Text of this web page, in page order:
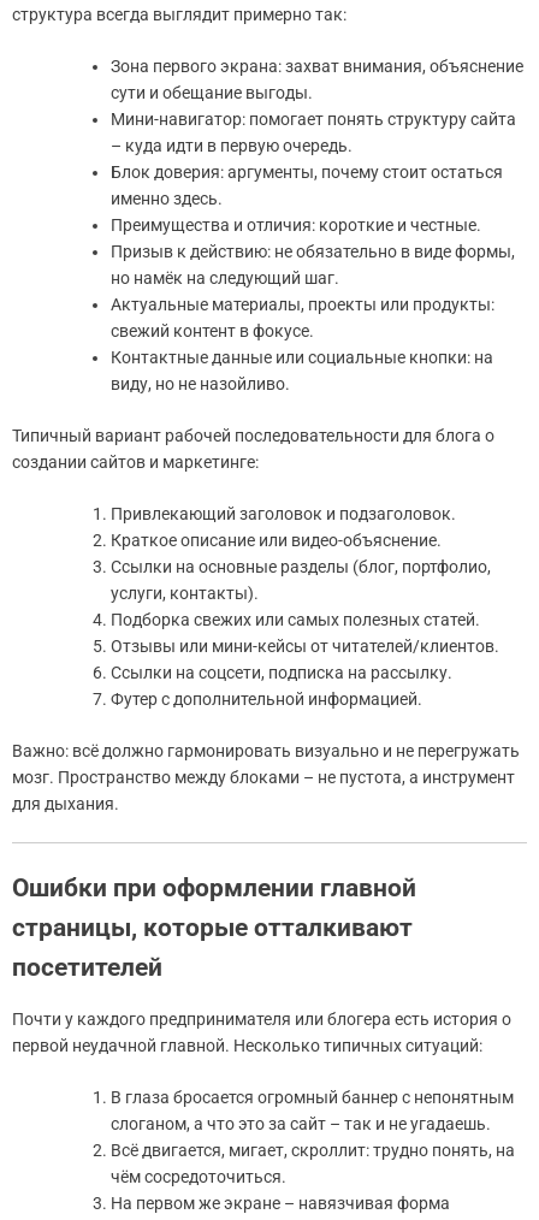
структура всегда выглядит примерно так:
Зона первого экрана: захват внимания, объяснение
сути и обещание выгоды.
Мини-навигатор: помогает понять структуру сайта
– куда идти в первую очередь.
Блок доверия: аргументы, почему стоит остаться
именно здесь.
Преимущества и отличия: короткие и честные.
Призыв к действию: не обязательно в виде формы,
но намёк на следующий шаг.
Актуальные материалы, проекты или продукты:
свежий контент в фокусе.
Контактные данные или социальные кнопки: на
виду, но не назойливо.
Типичный вариант рабочей последовательности для блога о
создании сайтов и маркетинге:
Привлекающий заголовок и подзаголовок.
Краткое описание или видео-объяснение.
Ссылки на основные разделы (блог, портфолио,
услуги, контакты).
Подборка свежих или самых полезных статей.
Отзывы или мини-кейсы от читателей/клиентов.
Ссылки на соцсети, подписка на рассылку.
Футер с дополнительной информацией.
Важно: всё должно гармонировать визуально и не перегружать
мозг. Пространство между блоками – не пустота, а инструмент
для дыхания.
Ошибки при оформлении главной
страницы, которые отталкивают
посетителей
Почти у каждого предпринимателя или блогера есть история о
первой неудачной главной. Несколько типичных ситуаций:
В глаза бросается огромный баннер с непонятным
слоганом, а что это за сайт – так и не угадаешь.
Всё двигается, мигает, скроллит: трудно понять, на
чём сосредоточиться.
На первом же экране – навязчивая форма